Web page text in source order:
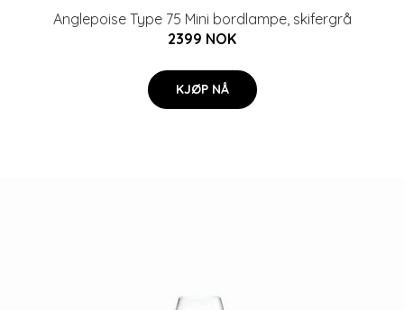
Anglepoise Type 75 Mini bordlampe, skifergrå
2399 NOK
KJØP NÅ